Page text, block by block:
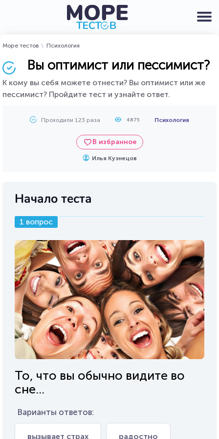
Море тестов Психология
Вы оптимист или пессимист?
К кому вы себя можете отнести? Вы оптимист или же
пессимист? Пройдите тест и узнайте ответ.
Проходили 123 раза 4875 Психология
В избранное
Илья Кузнецов
Начало теста
1 вопрос
То, что вы обычно видите во
сне...
Варианты ответов:
вызывает страх радостно